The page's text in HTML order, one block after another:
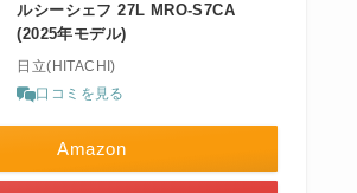
ルシーシェフ 27L MRO-S7CA
(2025年モデル)
日立(HITACHI)
口コミを見る
Amazon